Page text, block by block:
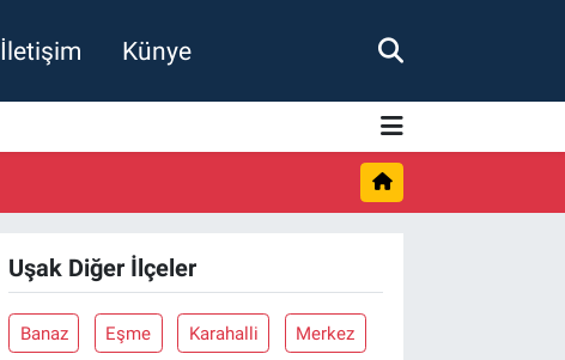
İletişim Künye
Uşak Diğer İlçeler
Banaz Eşme Karahalli Merkez